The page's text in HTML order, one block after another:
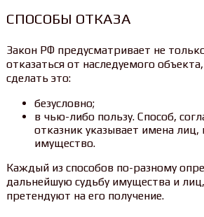
СПОСОБЫ ОТКАЗА
Закон РФ предусматривает не
отказаться от наследуемого
сделать это:
безусловно;
в чью-либо пользу. Способ,
отказник указывает имена
имущество.
Каждый из способов по-разному
дальнейшую судьбу имущества и
претендуют на его получение.